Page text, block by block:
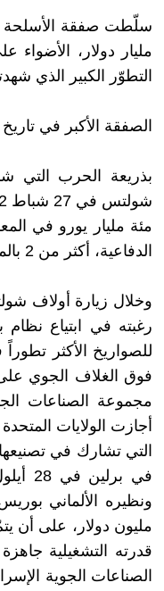
مليار دولار،
التطوّر الكبير الذي
الصفقة الأكبر في
بذريعة الحرب التي
مئة مليار يورو في
الدفاعية، أكثر من 2 بالمئة من إجمالي ناتجها الداخلي للدفاع سنوياً.
للصواريخ الأكثر
مجموعة الصناعات
أجازت الولايات
التي تشارك في
في
الصناعات الجوية